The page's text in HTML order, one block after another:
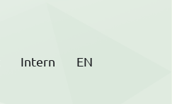
Intern EN